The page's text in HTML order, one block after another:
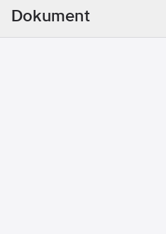
Dokument